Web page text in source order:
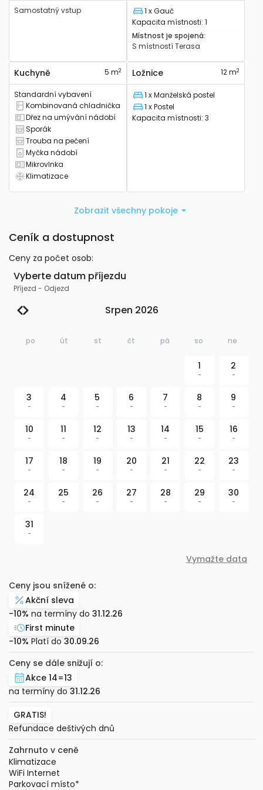
Samostatný vstup Lůžko1 x Gauč
Kapacita místnosti: 1
Místnost je spojená:
S místnostíTerasa
Kuchyně 5 m2
Standardní vybavení
Má kombinovanou lednici
Kombinovaná chladnička
Má kuchyňský dřez
Dřez na umývání nádobí
Má sporák
Sporák
Má troubu na pečení
Trouba na pečení
Má myčku nádobí
Myčka nádobí
Má mikrovlnku
Mikrovlnka
Má klimatizaci
Klimatizace
Ložnice 12 m2
Lůžko1 x Manželská postel
Lůžko1 x Postel
Kapacita místnosti: 3
Zobrazit všechny pokoje
Ceník a dostupnost
Ceny za počet osob:
Vyberte datum příjezdu
Příjezd - Odjezd
Srpen 2026
po út st čt pá so ne
1
-
2
-
3
-
4
-
5
-
6
-
7
-
8
-
9
-
10
-
11
-
12
-
13
-
14
-
15
-
16
-
17
-
18
-
19
-
20
-
21
-
22
-
23
-
24
-
25
-
26
-
27
-
28
-
29
-
30
-
31
-
Vymažte data
Ceny jsou snížené o:
Akční sleva
-10% na termíny do 31.12.26
First minute
-10% Platí do 30.09.26
Ceny se dále snižují o:
Akce 14=13
na termíny do 31.12.26
GRATIS!
Refundace deštivých dnů
Zahrnuto v ceně
Klimatizace
WiFi Internet
Parkovací místo*